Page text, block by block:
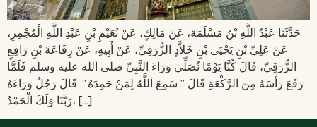
حَدَّثَنَا عَبْدُ اللَّهِ بْنُ مَسْلَمَةَ، عَنْ مَالِكٍ، عَنْ نُعَيْمِ بْنِ عَبْدِ اللَّهِ الْمُجْمِرِ،
عَنْ عَلِيِّ بْنِ يَحْيَى بْنِ خَلاَّدٍ الزُّرَقِيِّ، عَنْ أَبِيهِ، عَنْ رِفَاعَةَ بْنِ رَافِعٍ
الزُّرَقِيِّ، قَالَ كُنَّا يَوْمًا نُصَلِّي وَرَاءَ النَّبِيِّ صلى الله عليه وسلم فَلَمَّا
رَفَعَ رَأْسَهُ مِنَ الرَّكْعَةِ قَالَ ‏”‏ سَمِعَ اللَّهُ لِمَنْ حَمِدَهُ ‏”‏‏.‏ قَالَ رَجُلٌ وَرَاءَهُ
رَبَّنَا وَلَكَ الْحَمْدُ، […]